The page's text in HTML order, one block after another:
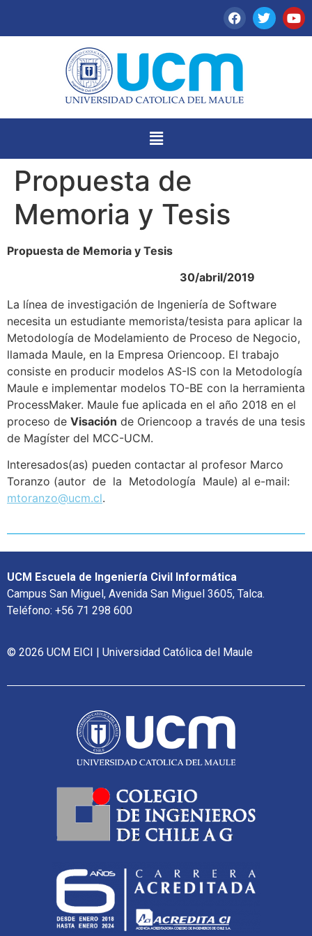
Propuesta de
Memoria y Tesis
Propuesta de Memoria y Tesis
30/abril/2019
La línea de investigación de Ingeniería de Software
necesita un estudiante memorista/tesista para aplicar la
Metodología de Modelamiento de Proceso de Negocio,
llamada Maule, en la Empresa Oriencoop. El trabajo
consiste en producir modelos AS-IS con la Metodología
Maule e implementar modelos TO-BE con la herramienta
ProcessMaker. Maule fue aplicada en el año 2018 en el
proceso de Visación de Oriencoop a través de una tesis
de Magíster del MCC-UCM.
Interesados(as) pueden contactar al profesor Marco
Toranzo (autor de la Metodología Maule) al e-mail:
mtoranzo@ucm.cl.
UCM Escuela de Ingeniería Civil Informática
Campus San Miguel, Avenida San Miguel 3605, Talca.
Teléfono: +56 71 298 600
© 2026 UCM EICI | Universidad Católica del Maule